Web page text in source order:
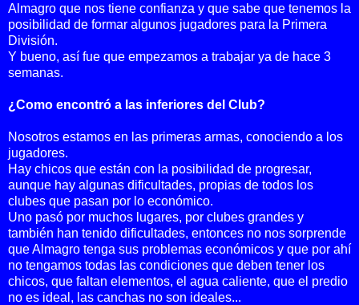
Almagro que nos tiene confianza y que sabe que tenemos la
posibilidad de formar algunos jugadores para la Primera
División.
Y bueno, así fue que empezamos a trabajar ya de hace 3
semanas.
¿Como encontró a las inferiores del Club?
Nosotros estamos en las primeras armas, conociendo a los
jugadores.
Hay chicos que están con la posibilidad de progresar,
aunque hay algunas dificultades, propias de todos los
clubes que pasan por lo económico.
Uno pasó por muchos lugares, por clubes grandes y
también han tenido dificultades, entonces no nos sorprende
que Almagro tenga sus problemas económicos y que por ahí
no tengamos todas las condiciones que deben tener los
chicos, que faltan elementos, el agua caliente, que el predio
no es ideal, las canchas no son ideales...